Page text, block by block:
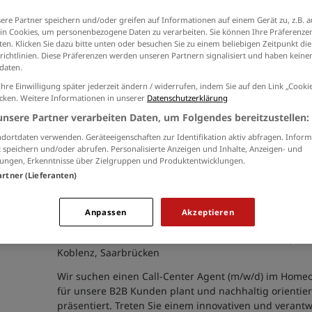
(31)
derDatenschutzinformationenein.
Teamleiter (m/w/d)
08.08.2026 / SportScheck GmbH' / Aachen
Werde Teamleiter (m/w/d) in Vollzeit bei SportScheck
Begeistere Kunden, führe dein Team und sorge für
Warenpräsentation. Profitiere von einer offenen
attraktiven Benefits!
Call-Center Agent (m/w/d) im
Koblenz, Saarbrücken
Wir suchen einen Call-Center Agent (m/w/d) im
für unsere B2B Kunden plant und nachhaltig
präsentiert. Treten Sie einem innovativen und
Partner speichern und/oder greifen auf Informationen auf einem Gerät zu, z.B.
Cookies, um personenbezogene Daten zu verarbeiten. Sie können Ihre
Klicken Sie dazu bitte unten oder besuchen Sie zu einem beliebigen Zeitpunkt
Diese Präferenzen werden unseren Partnern signalisiert und haben
Einwilligung später jederzeit ändern / widerrufen, indem Sie auf den Link
Weitere Informationen in unserer Datenschutzerklärung
Partner verarbeiten Daten, um Folgendes bereitzustellen:
verwenden. Geräteeigenschaften zur Identifikation aktiv abfragen.
speichern und/oder abrufen. Personalisierte Anzeigen und Inhalte, Anzeigen- und
Erkenntnisse über Zielgruppen und Produktentwicklungen.
(Lieferanten)
Akzeptieren
Anpassen